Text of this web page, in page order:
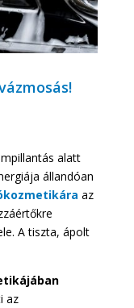
alatt
állandóan
az
A tiszta, ápolt
az